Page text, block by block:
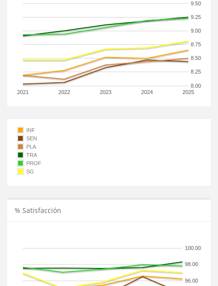
2021 2022 2023 2024 2025
8.00
8.25
8.50
8.75
9.00
9.25
9.50
INF
SEN
PLA
TRA
PROF
SG
% Satisfacción
96.00
98.00
100.00